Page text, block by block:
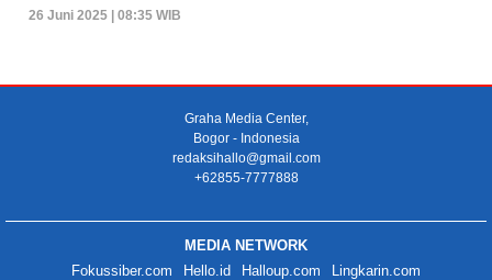
26 Juni 2025 | 08:35 WIB
Graha Media Center,
Bogor - Indonesia
redaksihallo@gmail.com
+62855-7777888
MEDIA NETWORK
Fokussiber.com
Hello.id Halloup.com
Lingkarin.com